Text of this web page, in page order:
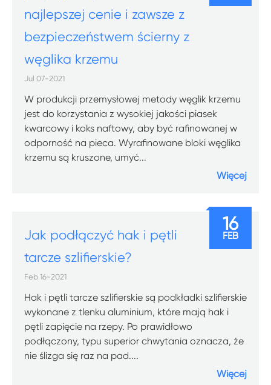
najlepszej cenie i zawsze z
bezpieczeństwem ścierny z
węglika krzemu
Jul 07-2021
W produkcji przemysłowej metody węglik krzemu
jest do korzystania z wysokiej jakości piasek
kwarcowy i koks naftowy, aby być rafinowanej w
odporność na pieca. Wyrafinowane bloki węglika
krzemu są kruszone, umyć...
Więcej
Jak podłączyć hak i pętli
tarcze szlifierskie?
Feb 16-2021
Hak i pętli tarcze szlifierskie są podkładki szlifierskie
wykonane z tlenku aluminium, które mają hak i
pętli zapięcie na rzepy. Po prawidłowo
podłączony, typu superior chwytania oznacza, że
nie ślizga się raz na pad....
Więcej
16
FEB